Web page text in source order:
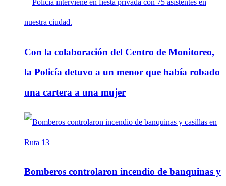
Con la colaboración del Centro de Monitoreo,
la Policía detuvo a un menor que había robado
una cartera a una mujer
Bomberos controlaron incendio de banquinas y